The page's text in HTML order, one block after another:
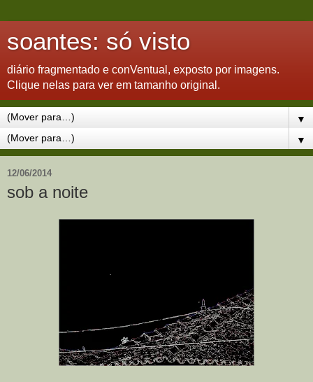
soantes: só visto
diário fragmentado e conVentual, exposto por imagens.
Clique nelas para ver em tamanho original.
▼
▼
12/06/2014
sob a noite